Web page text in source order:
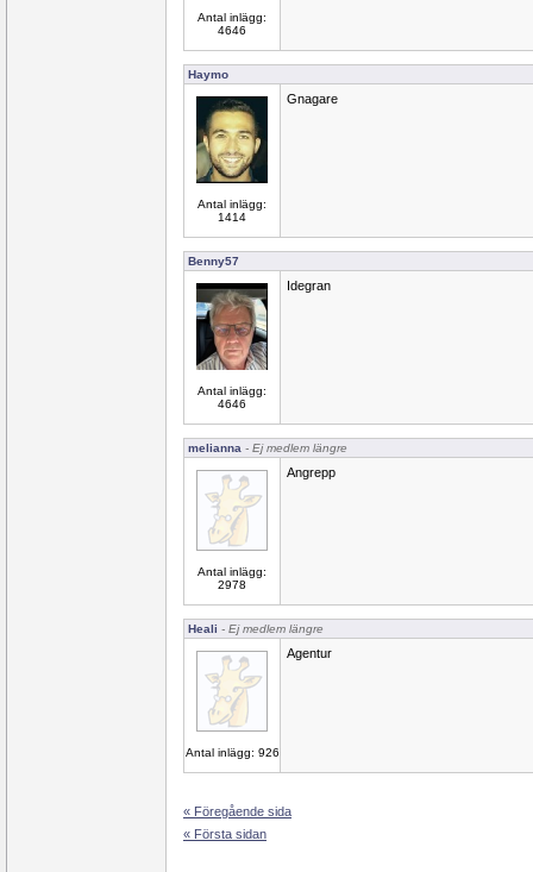
Antal inlägg:
4646
Haymo
Antal inlägg:
1414
Gnagare
Benny57
Antal inlägg:
4646
Idegran
melianna - Ej medlem längre
Antal inlägg:
2978
Angrepp
Heali - Ej medlem längre
Antal inlägg: 926
Agentur
« Föregående sida
« Första sidan